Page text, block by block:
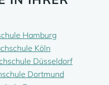
Hamburg
Köln
Düsseldorf
Dortmund